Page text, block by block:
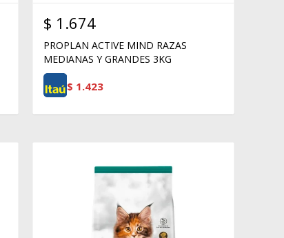
$ 1.674
PROPLAN ACTIVE MIND RAZAS
MEDIANAS Y GRANDES 3KG
$ 1.423